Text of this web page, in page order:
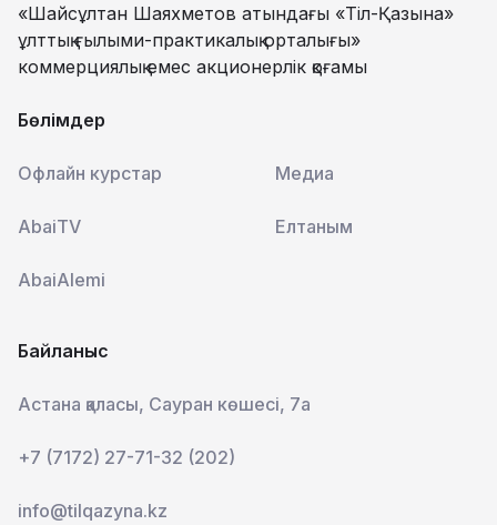
«Шайсұлтан Шаяхметов атындағы «Тіл-Қазына»
ұлттық ғылыми-практикалық орталығы»
коммерциялық емес акционерлік қоғамы
Бөлімдер
Офлайн курстар Медиа
AbaiTV Елтаным
AbaiAlemi
Байланыс
Астана қаласы, Сауран көшесі, 7а
+7 (7172) 27-71-32 (202)
info@tilqazyna.kz